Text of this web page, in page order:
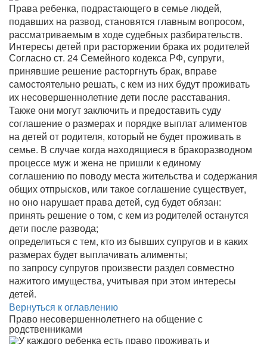
Права ребенка, подрастающего в семье людей,
подавших на развод, становятся главным вопросом,
рассматриваемым в ходе судебных разбирательств.
Интересы детей при расторжении брака их родителей
Согласно ст. 24 Семейного кодекса РФ, супруги,
принявшие решение расторгнуть брак, вправе
самостоятельно решать, с кем из них будут проживать
их несовершеннолетние дети после расставания.
Также они могут заключить и предоставить суду
соглашение о размерах и порядке выплат алиментов
на детей от родителя, который не будет проживать в
семье. В случае когда находящиеся в бракоразводном
процессе муж и жена не пришли к единому
соглашению по поводу места жительства и содержания
общих отпрысков, или такое соглашение существует,
но оно нарушает права детей, суд будет обязан:
принять решение о том, с кем из родителей останутся
дети после развода;
определиться с тем, кто из бывших супругов и в каких
размерах будет выплачивать алименты;
по запросу супругов произвести раздел совместно
нажитого имущества, учитывая при этом интересы
детей.
Вернуться к оглавлению
Право несовершеннолетнего на общение с
родственниками
У каждого ребенка есть право проживать и